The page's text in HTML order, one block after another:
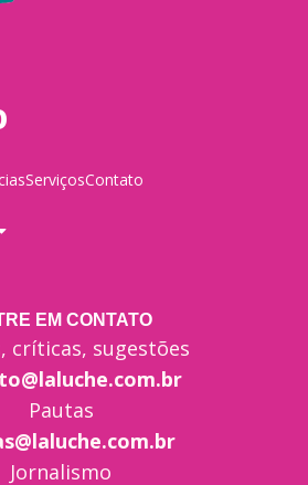
ServiçosContato
EM CONTATO
críticas, sugestões
Pautas
Jornalismo